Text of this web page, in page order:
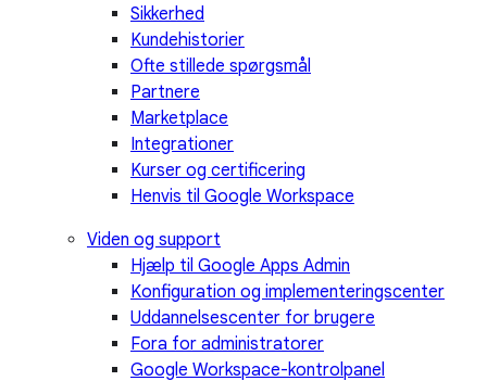
Sikkerhed
Kundehistorier
Ofte stillede spørgsmål
Partnere
Marketplace
Integrationer
Kurser og certificering
Henvis til Google Workspace
Viden og support
Hjælp til Google Apps Admin
Konfiguration og implementeringscenter
Uddannelsescenter for brugere
Fora for administratorer
Google Workspace-kontrolpanel